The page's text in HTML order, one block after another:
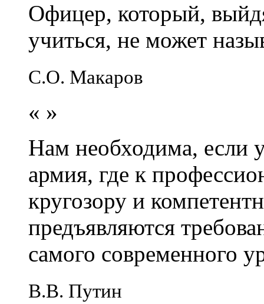
Офицер, который,
учиться, не может
С.О. Макаров
« »
Нам необходима, если
армия, где к
кругозору и
предъявляются
самого современного
В.В. Путин